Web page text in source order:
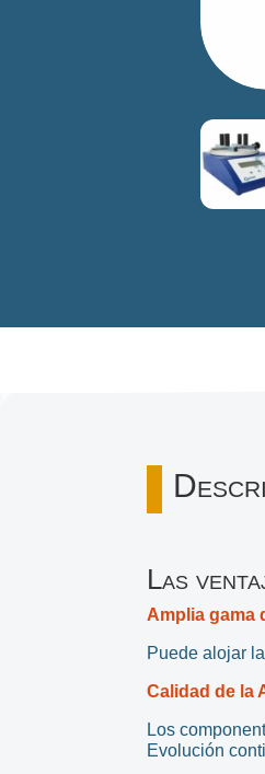
Las
Amplia gama
Puede alojar
Calidad de la
Los
Evolución